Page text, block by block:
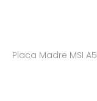
Placa Madre MSI